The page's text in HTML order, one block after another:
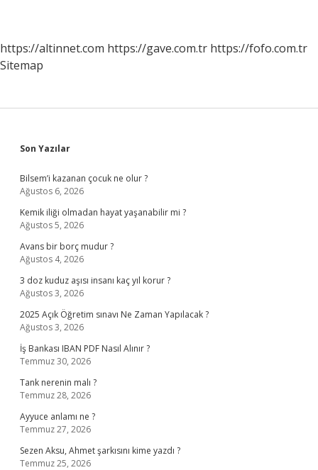
https://altinnet.com https://gave.com.tr https://fofo.com.tr
Sitemap
Sidebar
Son Yazılar
Bilsem’i kazanan çocuk ne olur ?
Ağustos 6, 2026
Kemik iliği olmadan hayat yaşanabilir mi ?
Ağustos 5, 2026
Avans bir borç mudur ?
Ağustos 4, 2026
3 doz kuduz aşısı insanı kaç yıl korur ?
Ağustos 3, 2026
2025 Açık Öğretim sınavı Ne Zaman Yapılacak ?
Ağustos 3, 2026
İş Bankası IBAN PDF Nasıl Alınır ?
Temmuz 30, 2026
Tank nerenin malı ?
Temmuz 28, 2026
Ayyuce anlamı ne ?
Temmuz 27, 2026
Sezen Aksu, Ahmet şarkısını kime yazdı ?
Temmuz 25, 2026